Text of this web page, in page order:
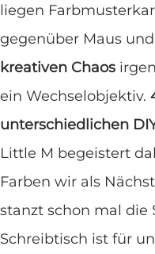
liegen
gegenüber Maus
kreativen Chaos
ein Wechselobjektiv.
unterschiedlichen
Little M begeistert
Farben wir als
stanzt schon mal die
Schreibtisch ist für